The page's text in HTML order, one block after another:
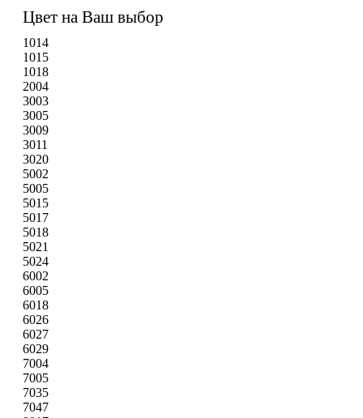
Цвет на Ваш выбор
1014
1015
1018
2004
3003
3005
3009
3011
3020
5002
5005
5015
5017
5018
5021
5024
6002
6005
6018
6026
6027
6029
7004
7005
7035
7047